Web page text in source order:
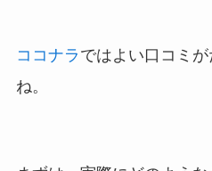
ココナラ ではよい口コミ
ね。